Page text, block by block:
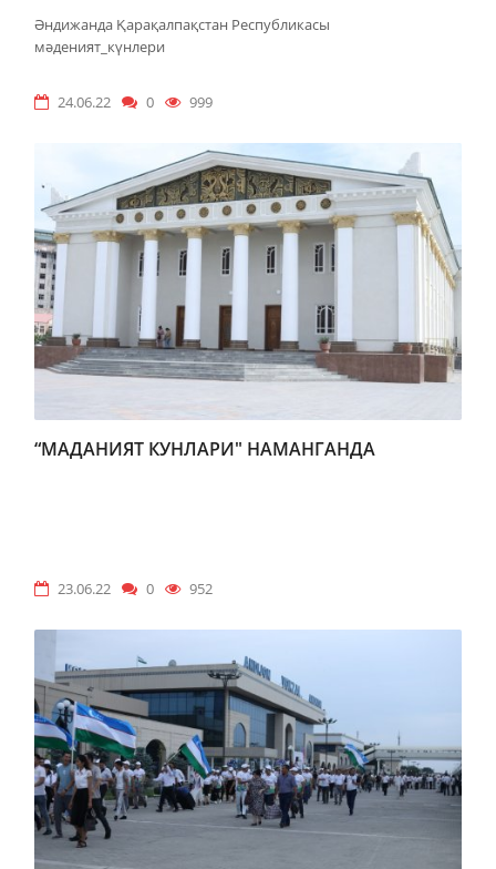
Әндижанда Қарақалпақстан Республикасы
мәденият_күнлери
24.06.22 0 999
“МАДАНИЯТ КУНЛАРИ" НАМАНГАНДА
23.06.22 0 952